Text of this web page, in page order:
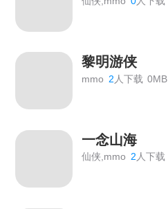
黎明游侠
mmo 2 人下载 0MB
一念山海
仙侠,mmo 2人下载